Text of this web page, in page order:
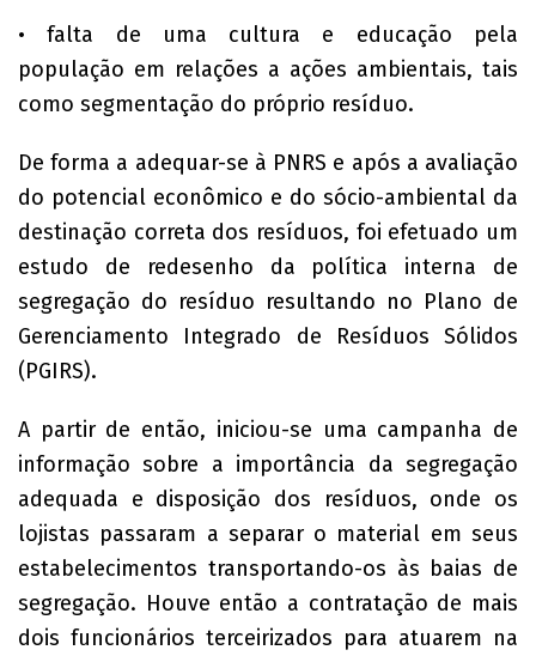
• falta de uma cultura e educação pela
população em relações a ações ambientais, tais
como segmentação do próprio resíduo.
De forma a adequar-se à PNRS e após a avaliação
do potencial econômico e do sócio-ambiental da
destinação correta dos resíduos, foi efetuado um
estudo de redesenho da política interna de
segregação do resíduo resultando no Plano de
Gerenciamento Integrado de Resíduos Sólidos
(PGIRS).
A partir de então, iniciou-se uma campanha de
informação sobre a importância da segregação
adequada e disposição dos resíduos, onde os
lojistas passaram a separar o material em seus
estabelecimentos transportando-os às baias de
segregação. Houve então a contratação de mais
dois funcionários terceirizados para atuarem na